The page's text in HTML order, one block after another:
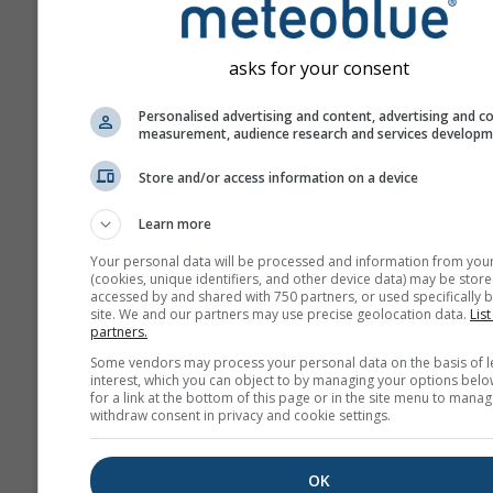
GFS-40
Global40.0 km
180 h (3-hourly)
NAM-12
North
12.0 km
hourly)
48 h
NAM-3
60 h
HRRR-2
North America
17 h
asks for your consent
Personalised advertising and content, advertising and
measurement, audience research and services
Store and/or access information on a device
Learn more
Your personal data will be processed and information from
(cookies, unique identifiers, and other device data) may be
accessed by and shared with 750 partners, or used specifically
site. We and our partners may use precise geolocation data.
partners.
Some vendors may process your personal data on the basis of
interest, which you can object to by managing your options
for a link at the bottom of this page or in the site menu to
withdraw consent in privacy and cookie settings.
OK